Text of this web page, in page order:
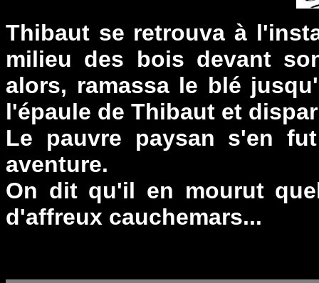
Thibaut se retrouva à
milieu des bois devant
alors, ramassa le blé
l'épaule de Thibaut et
Le pauvre paysan s'en
aventure.
On dit qu'il en mourut
d'affreux cauchemars...